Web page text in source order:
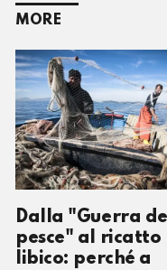
MORE
Dalla "Guerra
pesce" al ricatto
libico: perché a